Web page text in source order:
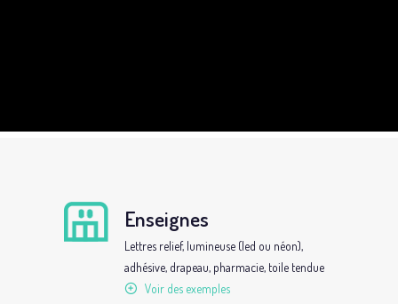
Enseignes
Lettres relief, lumineuse (led ou néon),
adhésive, drapeau, pharmacie, toile tendue
Voir des exemples